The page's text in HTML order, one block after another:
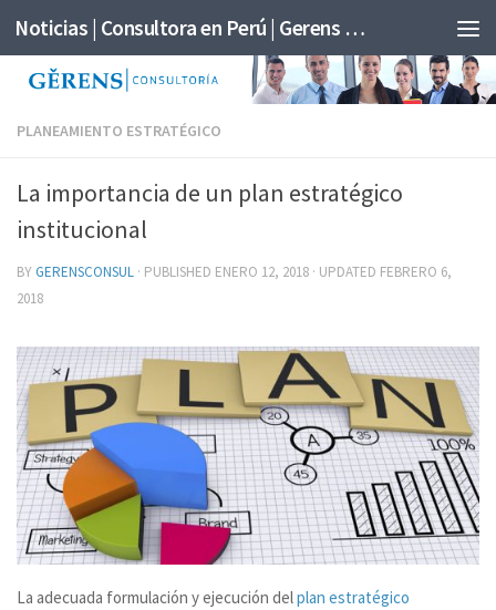
Noticias | Consultora en Perú | Gerens Consultoría
PLANEAMIENTO ESTRATÉGICO
La importancia de un plan estratégico
institucional
BY GERENSCONSUL · PUBLISHED ENERO 12, 2018 · UPDATED FEBRERO 6,
2018
La adecuada formulación y ejecución delplan estratégico